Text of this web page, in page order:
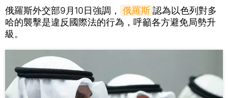
俄羅斯外交部9月10日強調， 俄羅斯 認為以色列對多
哈的襲擊是違反國際法的行為，呼籲各方避免局勢升
級。